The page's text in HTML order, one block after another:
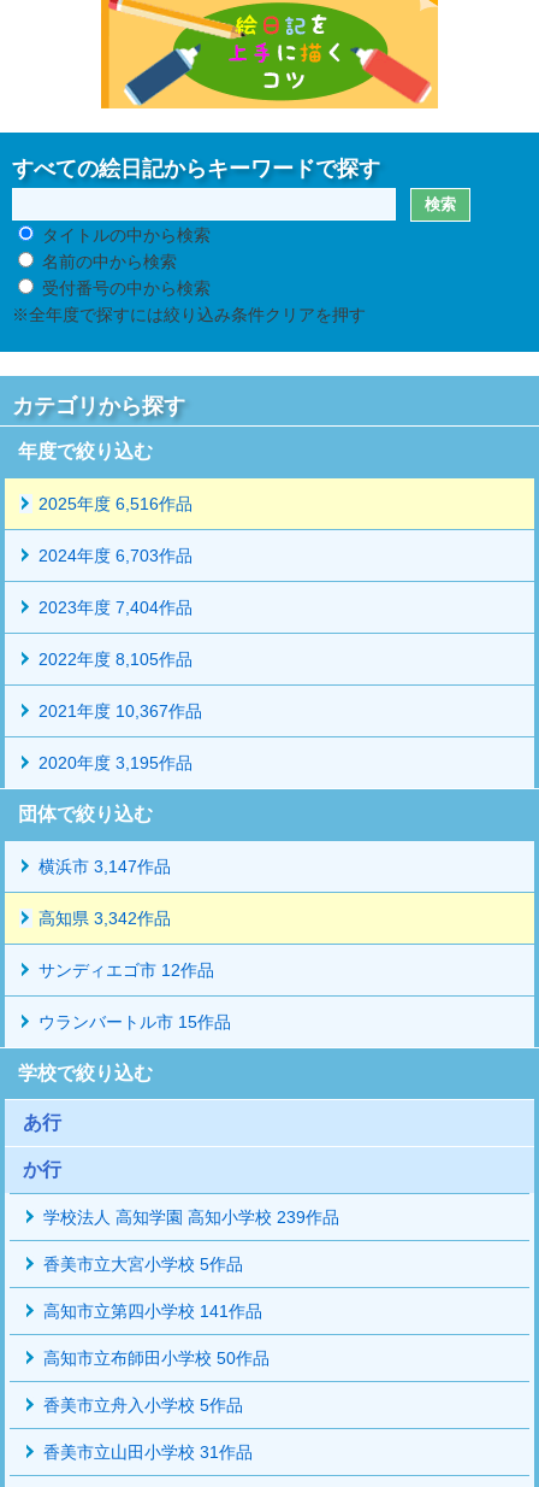
すべての絵日記からキーワードで探す
タイトルの中から検索
名前の中から検索
受付番号の中から検索
※全年度で探すには絞り込み条件クリアを押す
カテゴリから探す
年度で絞り込む
2025年度 6,516作品
2024年度 6,703作品
2023年度 7,404作品
2022年度 8,105作品
2021年度 10,367作品
2020年度 3,195作品
団体で絞り込む
横浜市 3,147作品
高知県 3,342作品
サンディエゴ市 12作品
ウランバートル市 15作品
学校で絞り込む
あ行
か行
学校法人 高知学園 高知小学校 239作品
香美市立大宮小学校 5作品
高知市立第四小学校 141作品
高知市立布師田小学校 50作品
香美市立舟入小学校 5作品
香美市立山田小学校 31作品